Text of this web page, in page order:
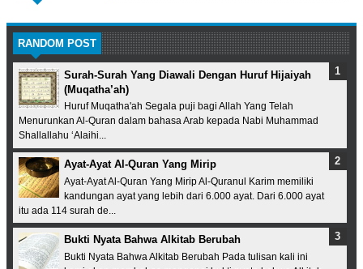
RANDOM POST
Surah-Surah Yang Diawali Dengan Huruf Hijaiyah
(Muqatha’ah)
Huruf Muqatha'ah Segala puji bagi Allah Yang Telah
Menurunkan Al-Quran dalam bahasa Arab kepada Nabi Muhammad
Shallallahu ‘Alaihi...
Ayat-Ayat Al-Quran Yang Mirip
Ayat-Ayat Al-Quran Yang Mirip Al-Quranul Karim memiliki
kandungan ayat yang lebih dari 6.000 ayat. Dari 6.000 ayat
itu ada 114 surah de...
Bukti Nyata Bahwa Alkitab Berubah
Bukti Nyata Bahwa Alkitab Berubah Pada tulisan kali ini